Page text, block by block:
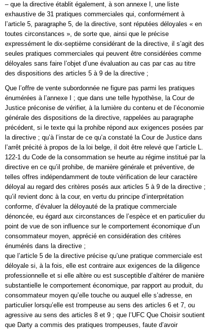
– que la directive établit également, à son annexe I, une liste
exhaustive de 31 pratiques commerciales qui, conformément à
l’article 5, paragraphe 5, de la directive, sont réputées déloyales « en
toutes circonstances », de sorte que, ainsi que le précise
expressément le dix-septième considérant de la directive, il s’agit des
seules pratiques commerciales qui peuvent être considérées comme
déloyales sans faire l’objet d’une évaluation au cas par cas au titre
des dispositions des articles 5 à 9 de la directive ;
Que l’offre de vente subordonnée ne figure pas parmi les pratiques
énumérées à l’annexe I ; que dans une telle hypothèse, la Cour de
Justice préconise de vérifier, à la lumière du contenu et de l’économie
générale des dispositions de la directive, rappelées au paragraphe
précédent, si le texte qui la prohibe répond aux exigences posées par
la directive ; qu’à l’instar de ce qu’a constaté la Cour de Justice dans
l’arrêt précité à propos de la loi belge, il doit être relevé que l’article L.
122-1 du Code de la consommation se heurte au régime institué par la
directive en ce qu’il prohibe, de manière générale et préventive, de
telles offres indépendamment de toute vérification de leur caractère
déloyal au regard des critères posés aux articles 5 à 9 de la directive ;
qu’il revient donc à la cour, en vertu du principe d’interprétation
conforme, d’évaluer la déloyauté de la pratique commerciale
dénoncée, eu égard aux circonstances de l’espèce et en particulier du
point de vue de son influence sur le comportement économique d’un
consommateur moyen, apprécié en considération des critères
énumérés dans la directive ;
que l’article 5 de la directive précise qu’une pratique commerciale est
déloyale si, à la fois, elle est contraire aux exigences de la diligence
professionnelle et si elle altère ou est susceptible d’altérer de manière
substantielle le comportement économique, par rapport au produit, du
consommateur moyen qu’elle touche ou auquel elle s’adresse, en
particulier lorsqu’elle est trompeuse au sens des articles 6 et 7, ou
agressive au sens des articles 8 et 9 ; que l’UFC Que Choisir soutient
que Darty a commis des pratiques trompeuses, faute d’avoir